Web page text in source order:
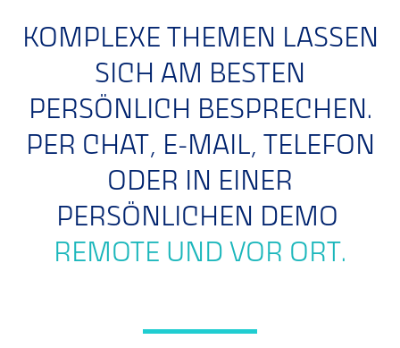
KOMPLEXE THEMEN LASSEN
SICH AM BESTEN
PERSÖNLICH BESPRECHEN.
PER CHAT, E-MAIL, TELEFON
ODER IN EINER
PERSÖNLICHEN DEMO
REMOTE UND VOR ORT.